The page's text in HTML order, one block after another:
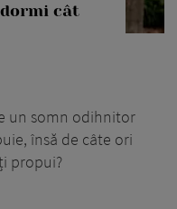
cât
un somn odihnitor
însă de câte ori
propui?